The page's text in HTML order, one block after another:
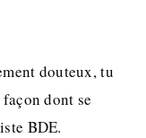
douteux, tu
dont se
BDE.